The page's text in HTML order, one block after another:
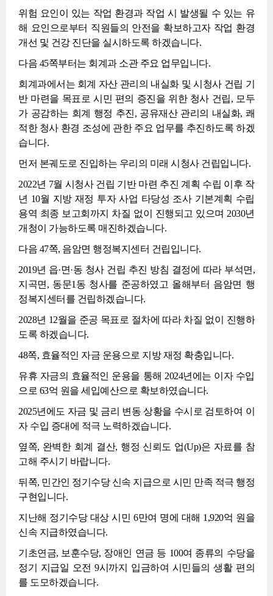
위험 요인이 있는 작업 환경과 작업 시 발생될 수 있는 유
해 요인으로부터 직원들의 안전을 확보하고자 작업 환경
개선 및 건강 진단을 실시하도록 하겠습니다.
다음 45쪽부터는 회계과 소관 주요 업무입니다.
회계과에서는 회계 자산 관리의 내실화 및 시청사 건립 기
반 마련을 목표로 시민 편의 증진을 위한 청사 건립, 모두
가 공감하는 회계 행정 추진, 공유재산 관리의 내실화, 쾌
적한 청사 환경 조성에 관한 주요 업무를 추진하도록 하겠
습니다.
먼저 본궤도로 진입하는 우리의 미래 시청사 건립입니다.
2022년 7월 시청사 건립 기반 마련 추진 계획 수립 이후 작
년 10월 지방 재정 투자 사업 타당성 조사 기본계획 수립
용역 최종 보고회까지 차질 없이 진행되고 있으며 2030년
개청이 가능하도록 매진하겠습니다.
다음 47쪽, 음암면 행정복지센터 건립입니다.
2019년 읍·면·동 청사 건립 추진 방침 결정에 따라 부석면,
지곡면, 동문1동 청사를 준공하였고 올해부터 음암면 행
정복지센터를 건립하겠습니다.
2028년 12월을 준공 목표로 절차에 따라 차질 없이 진행하
도록 하겠습니다.
48쪽, 효율적인 자금 운용으로 지방 재정 확충입니다.
유휴 자금의 효율적인 운용을 통해 2024년에는 이자 수입
으로 63억 원을 세입예산으로 확보하였습니다.
2025년에도 자금 및 금리 변동 상황을 수시로 검토하여 이
자 수입 증대에 적극 노력하겠습니다.
옆쪽, 완벽한 회계 결산, 행정 신뢰도 업(Up)은 자료를 참
고해 주시기 바랍니다.
뒤쪽, 민간인 정기수당 신속 지급으로 시민 만족 적극 행정
구현입니다.
지난해 정기수당 대상 시민 6만여 명에 대해 1,920억 원을
신속 지급하였습니다.
기초연금, 보훈수당, 장애인 연금 등 100여 종류의 수당을
정기 지급일 오전 9시까지 입금하여 시민들의 생활 편의
를 도모하겠습니다.